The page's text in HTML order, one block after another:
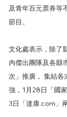
及青年百元票券等
節目。
文化處表示，除了
內傑出團隊及各縣
次」推廣， 集結
強，1月28日「國
3日「達康.com」